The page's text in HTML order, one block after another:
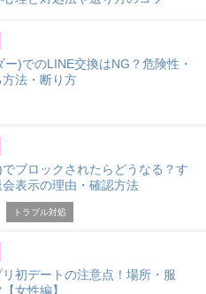
)でのLINE交換はNG？危険性・
法・断り方
ブロックされたらどうなる？す
表示の理由・確認方法
トラブル対処
初デートの注意点！場所・服
女性編】